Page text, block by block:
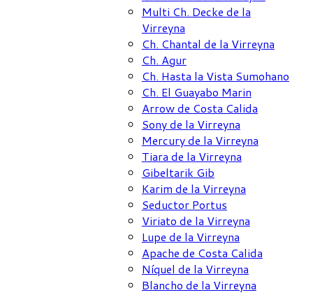
Multi Ch. Decke de la
Virreyna
Ch. Chantal de la Virreyna
Ch. Agur
Ch. Hasta la Vista Sumohano
Ch. El Guayabo Marin
Arrow de Costa Calida
Sony de la Virreyna
Mercury de la Virreyna
Tiara de la Virreyna
Gibeltarik Gib
Karim de la Virreyna
Seductor Portus
Viriato de la Virreyna
Lupe de la Virreyna
Apache de Costa Calida
Níquel de la Virreyna
Blancho de la Virreyna